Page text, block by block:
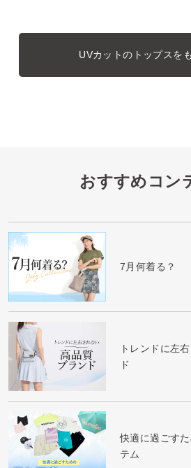
UVカットのトップスを
おすすめコン
7月何着る？
トレンドに左
ド
快適に過ごす
テム